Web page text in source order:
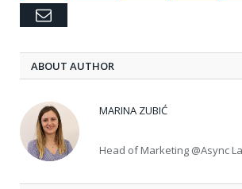
Email
ABOUT AUTHOR
MARINA ZUBIĆ
Head of Marketing @Async